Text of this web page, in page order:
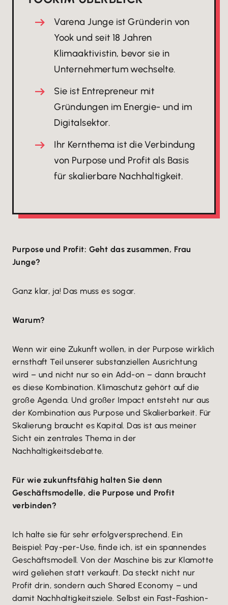
Varena Junge ist Gründerin von
Yook und seit 18 Jahren
Klimaaktivistin, bevor sie in
Unternehmertum wechselte.
Sie ist Entrepreneur mit
Gründungen im Energie- und im
Digitalsektor.
Ihr Kernthema ist die Verbindung
von Purpose und Profit als Basis
für skalierbare Nachhaltigkeit.
Purpose und Profit: Geht das zusammen, Frau
Junge?
Ganz klar, ja! Das muss es sogar.
Warum?
Wenn wir eine Zukunft wollen, in der Purpose wirklich
ernsthaft Teil unserer substanziellen Ausrichtung
wird – und nicht nur so ein Add-on – dann braucht
es diese Kombination. Klimaschutz gehört auf die
große Agenda. Und großer Impact entsteht nur aus
der Kombination aus Purpose und Skalierbarkeit. Für
Skalierung braucht es Kapital. Das ist aus meiner
Sicht ein zentrales Thema in der
Nachhaltigkeitsdebatte.
Für wie zukunftsfähig halten Sie denn
Geschäftsmodelle, die Purpose und Profit
verbinden?
Ich halte sie für sehr erfolgversprechend. Ein
Beispiel: Pay-per-Use, finde ich, ist ein spannendes
Geschäftsmodell. Von der Maschine bis zur Klamotte
wird geliehen statt verkauft. Da steckt nicht nur
Profit drin, sondern auch Shared Economy – und
damit Nachhaltigkeitsziele. Selbst ein Fast-Fashion-